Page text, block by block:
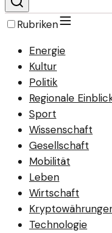
Rubriken
Energie
Kultur
Politik
Regionale
Sport
Wissenschaft
Gesellschaft
Mobilität
Leben
Wirtschaft
Technologie